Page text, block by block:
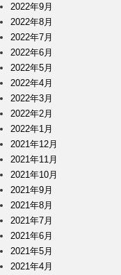
2022年9月
2022年8月
2022年7月
2022年6月
2022年5月
2022年4月
2022年3月
2022年2月
2022年1月
2021年12月
2021年11月
2021年10月
2021年9月
2021年8月
2021年7月
2021年6月
2021年5月
2021年4月